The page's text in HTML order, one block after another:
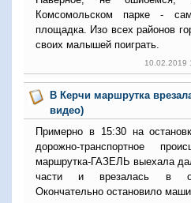
Комсомольском парке -
площадка. Изо всех районов
своих малышей поиграть.
10.02.2019
В Керчи маршрутка
видео)
Примерно в 15:30 на
дорожно-транспортное
маршрутка-ГАЗЕЛЬ выехала
части и врезалась в
Окончательно остановило